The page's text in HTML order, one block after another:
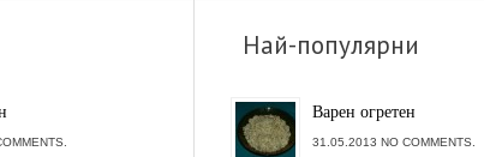
Най-популярни
Варен огретен
31.05.2013 NO COMMENTS.